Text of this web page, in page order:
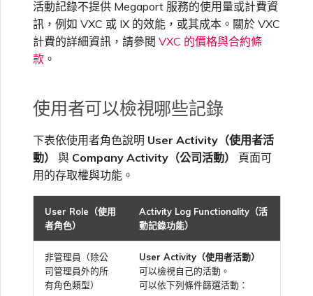
活動記錄不提供 Megaport 服務的使用量或計費資
訊，例如 VXC 或 IX 的效能，或其成本。關於 VXC
計費的詳細資訊，請參閱 VXC 的價格與合約條
款 。
使用者可以檢視哪些記錄
下表依使用者角色說明 User Activity（使用者活
動）
與 Company Activity（公司活動）
頁面可
用的存取權與功能。
User Role（使用
者角色）
Activity Log Functionality（活
動記錄功能）
非管理員（除公
司管理員外的所
有角色類型）
User Activity（使用者活動）
可以檢視自己的活動。
可以依下列條件篩選活動：